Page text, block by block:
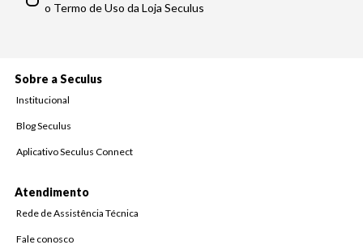
o Termo de Uso da Loja Seculus
Sobre a Seculus
Institucional
Blog Seculus
Aplicativo Seculus Connect
Atendimento
Rede de Assistência Técnica
Fale conosco